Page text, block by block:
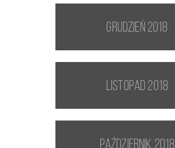
grudzień 2018
listopad 2018
październik 2018